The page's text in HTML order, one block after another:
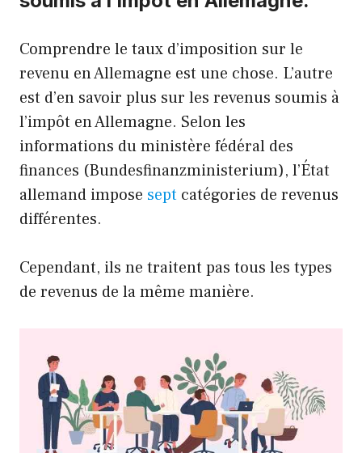
Comprendre le taux d’imposition sur le
revenu en Allemagne est une chose. L’autre
est d’en savoir plus sur les revenus soumis à
l’impôt en Allemagne. Selon les
informations du ministère fédéral des
finances (Bundesfinanzministerium), l’État
allemand impose sept catégories de revenus
différentes.
Cependant, ils ne traitent pas tous les types
de revenus de la même manière.